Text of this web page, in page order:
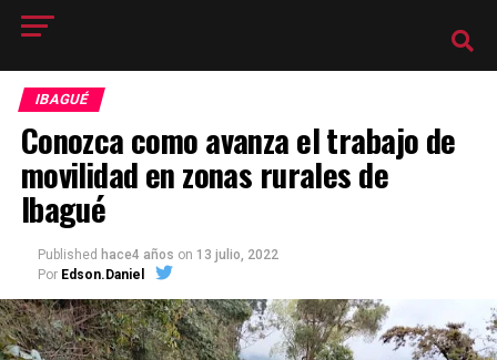
IBAGUÉ
Conozca como avanza el trabajo de
movilidad en zonas rurales de
Ibagué
Published hace4 años on 13 julio, 2022
Por Edson.Daniel